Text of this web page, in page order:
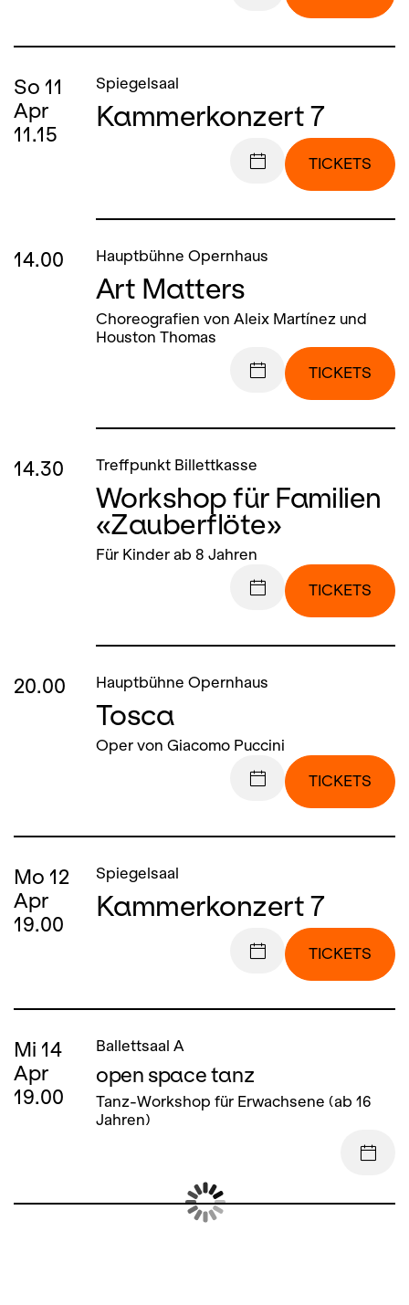
So 11
Apr
11.15
Spiegelsaal
Kammerkonzert 7
TICKETS
14.00 Hauptbühne Opernhaus
Art Matters
Choreografien von Aleix Martínez und
Houston Thomas
TICKETS
14.30 Treffpunkt Billettkasse
Workshop für Familien
«Zauberflöte»
Für Kinder ab 8 Jahren
TICKETS
20.00 Hauptbühne Opernhaus
Tosca
Oper von Giacomo Puccini
TICKETS
Mo 12
Apr
19.00
Spiegelsaal
Kammerkonzert 7
TICKETS
Mi 14
Apr
19.00
Ballettsaal A
open space tanz
Tanz-Workshop für Erwachsene (ab 16
Jahren)